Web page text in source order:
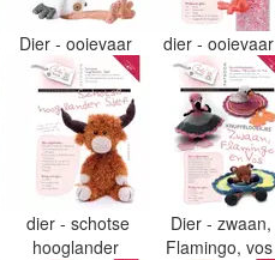
Dier - ooievaar dier -
dier - schotse
hooglander
Dier - zwaan,
Flamingo,